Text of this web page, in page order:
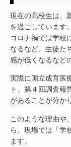
現在の高校生は、
を過ごしています。
コロナ禍では学校
なるなど、生徒た
感が低くなるなど
実際に国立成育医
ト」第４回調査報
があることが分か
このような理由や
ら、現場では「学
ます。